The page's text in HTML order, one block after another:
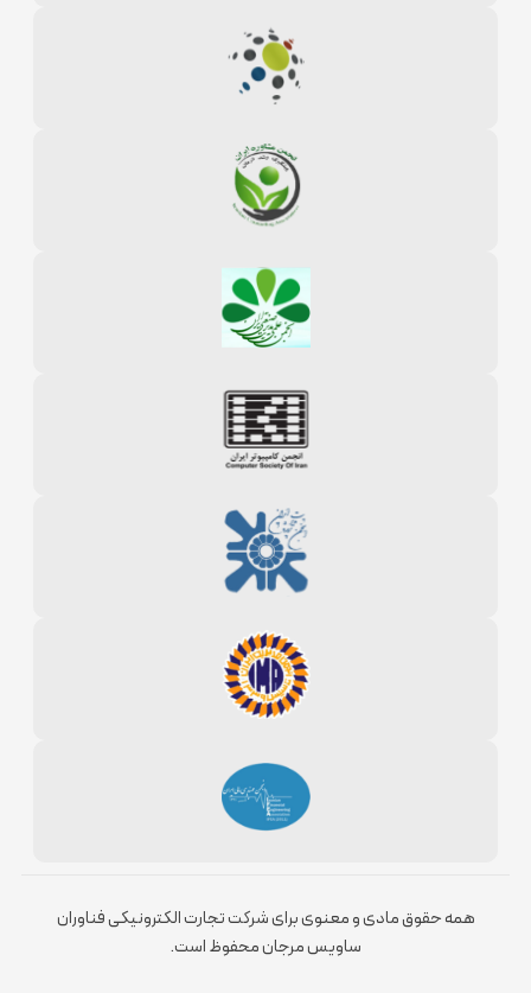
همه حقوق مادی و معنوی برای شرکت تجارت الکترونیکی فناوران
ساویس مرجان محفوظ است.